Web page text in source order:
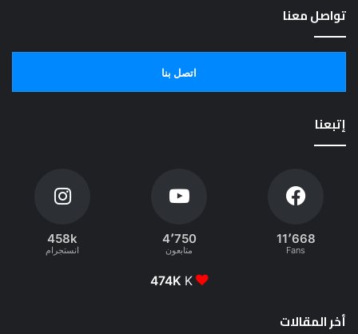
تواصل معنا
اتصل بنا
إتبعنا
11٬668
Fans
4٬750
متابعون
458k
انستجرام
474K K
أخر المقالات